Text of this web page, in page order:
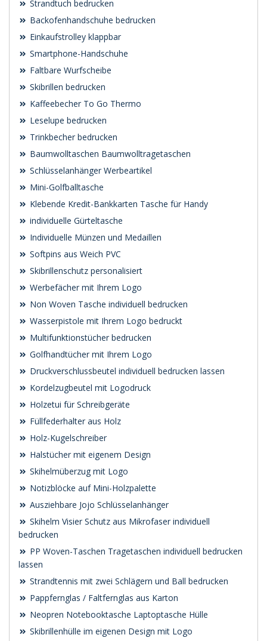
Strandtuch bedrucken
Backofenhandschuhe bedrucken
Einkaufstrolley klappbar
Smartphone-Handschuhe
Faltbare Wurfscheibe
Skibrillen bedrucken
Kaffeebecher To Go Thermo
Leselupe bedrucken
Trinkbecher bedrucken
Baumwolltaschen Baumwolltragetaschen
Schlüsselanhänger Werbeartikel
Mini-Golfballtasche
Klebende Kredit-Bankkarten Tasche für Handy
individuelle Gürteltasche
Individuelle Münzen und Medaillen
Softpins aus Weich PVC
Skibrillenschutz personalisiert
Werbefächer mit Ihrem Logo
Non Woven Tasche individuell bedrucken
Wasserpistole mit Ihrem Logo bedruckt
Multifunktionstücher bedrucken
Golfhandtücher mit Ihrem Logo
Druckverschlussbeutel individuell bedrucken lassen
Kordelzugbeutel mit Logodruck
Holzetui für Schreibgeräte
Füllfederhalter aus Holz
Holz-Kugelschreiber
Halstücher mit eigenem Design
Skihelmüberzug mit Logo
Notizblöcke auf Mini-Holzpalette
Ausziehbare Jojo Schlüsselanhänger
Skihelm Visier Schutz aus Mikrofaser individuell
bedrucken
PP Woven-Taschen Tragetaschen individuell bedrucken
lassen
Strandtennis mit zwei Schlägern und Ball bedrucken
Pappfernglas / Faltfernglas aus Karton
Neopren Notebooktasche Laptoptasche Hülle
Skibrillenhülle im eigenen Design mit Logo